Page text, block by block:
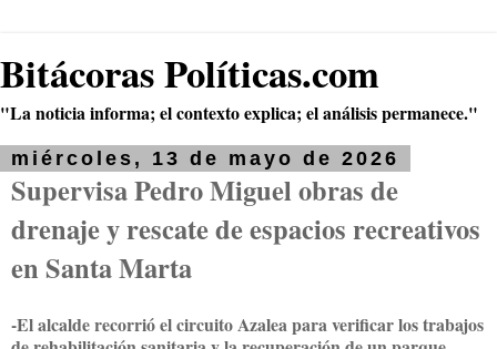
Bitácoras Políticas.com
"La noticia informa; el contexto explica; el análisis permanece."
miércoles, 13 de mayo de 2026
Supervisa Pedro Miguel obras de
drenaje y rescate de espacios recreativos
en Santa Marta
-El alcalde recorrió el circuito Azalea para verificar los trabajos